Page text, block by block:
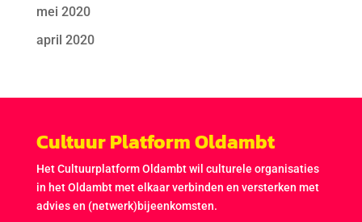
mei 2020
april 2020
Cultuur Platform Oldambt
Het Cultuurplatform Oldambt wil culturele organisaties
in het Oldambt met elkaar verbinden en versterken met
advies en (netwerk)bijeenkomsten.